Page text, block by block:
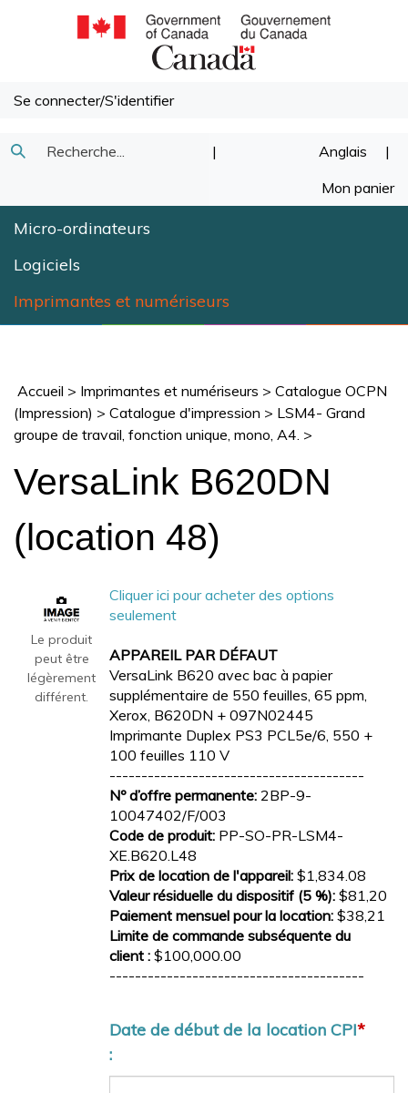
Se connecter/S'identifier
Recherche
Soumettre
recherche
| Anglais |
Mon panier
Micro-ordinateurs
Logiciels
Imprimantes et numériseurs
Accueil > Imprimantes et numériseurs > Catalogue OCPN
(Impression) > Catalogue d'impression > LSM4- Grand
groupe de travail, fonction unique, mono, A4. >
VersaLink B620DN
(location 48)
Le produit
peut être
légèrement
différent.
Cliquer ici pour acheter des options
seulement
APPAREIL PAR DÉFAUT
VersaLink B620 avec bac à papier
supplémentaire de 550 feuilles, 65 ppm,
Xerox, B620DN + 097N02445
Imprimante Duplex PS3 PCL5e/6, 550 +
100 feuilles 110 V
----------------------------------------
Nº d’offre permanente: 2BP-9-
10047402/F/003
Code de produit: PP-SO-PR-LSM4-
XE.B620.L48
Prix de location de l'appareil: $1,834.08
Valeur résiduelle du dispositif (5 %): $81,20
Paiement mensuel pour la location: $38,21
Limite de commande subséquente du
client : $100,000.00
----------------------------------------
Date de début de la location CPI*
: